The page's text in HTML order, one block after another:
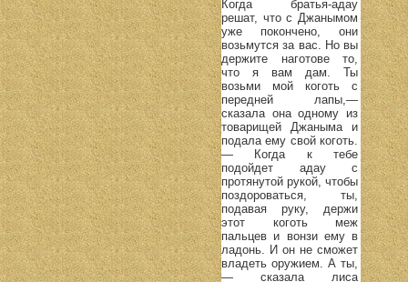
Когда братья-адау
решат, что с Джанымом
уже покончено, они
возьмутся за вас. Но вы
держите наготове то,
что я вам дам. Ты
возьми мой коготь с
передней лапы,—
сказала она одному из
товарищей Джаныма и
подала ему свой коготь.
— Когда к тебе
подойдет адау с
протянутой рукой, чтобы
поздороваться, ты,
подавая руку, держи
этот коготь меж
пальцев и вонзи ему в
ладонь. И он не сможет
владеть оружием. А ты,
— сказала лиса